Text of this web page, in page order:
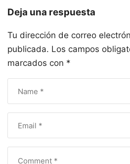
Deja una respuesta
Tu dirección de correo
publicada. Los campos
marcados con *